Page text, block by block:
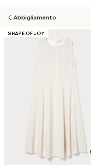
Abbigliamento
CATEGORIA:
SHAPE OF JOY